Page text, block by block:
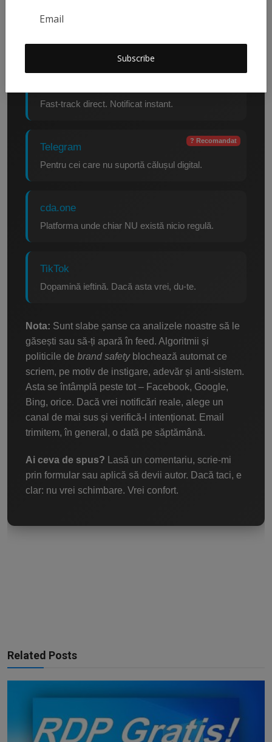
Subscribe
Pinterest
Pentru iluzia culturii vizuale.
Fast-track direct. Notificat instant.
Telegram
? Recomandat
Pentru cei care nu suportă călușul digital.
cda.one
Platforma unde chiar NU există nicio regulă.
TikTok
Dopamină ieftină. Dacă asta vrei, du-te.
Nota: Sunt slabe șanse ca analizele noastre să le
găsești sau să-ți apară în feed. Algoritmii și
politicile de brand safetyblochează automat ce
scriem, pe motiv de instigare, adevăr și anti-sistem.
Asta se întâmplă peste tot – Facebook, Google,
Bing, orice. Dacă vrei notificări reale, alege un
canal de mai sus și verifică-l intenționat. Email
trimitem, în general, o dată pe săptămână.
Ai ceva de spus? Lasă un comentariu, scrie-mi
prin formular sau aplică să devii autor. Dacă taci, e
clar: nu vrei schimbare. Vrei confort.
Related Posts